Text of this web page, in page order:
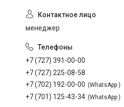
менеджер
+7 (727) 391-00-00
+7 (727) 225-08-58
+7 (702) 192-00-00
WhatsApp
+7 (701) 125-43-34 WhatsApp